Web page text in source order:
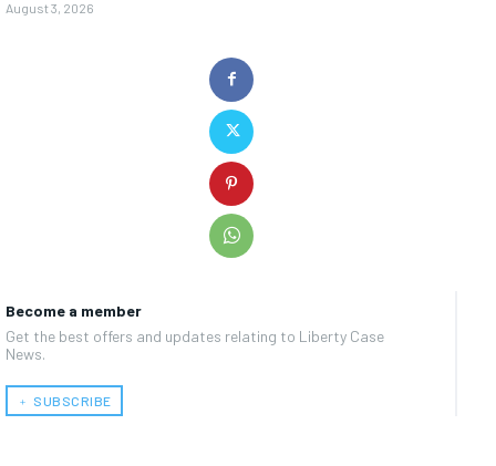
Become a member
Get the best offers and updates relating to Liberty Case
News.
﹢ SUBSCRIBE
August 3, 2026